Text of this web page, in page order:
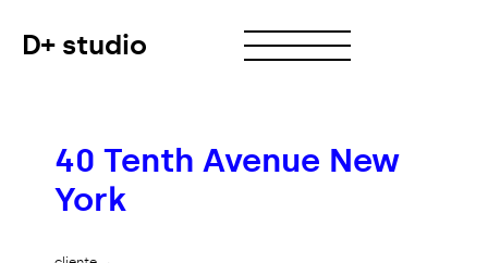
D+ studio
40 Tenth Avenue New
York